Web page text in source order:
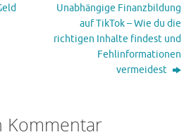
Unabhängige Finanzbildung
auf TikTok – Wie du die
richtigen Inhalte findest und
Fehlinformationen
vermeidest
Kommentar